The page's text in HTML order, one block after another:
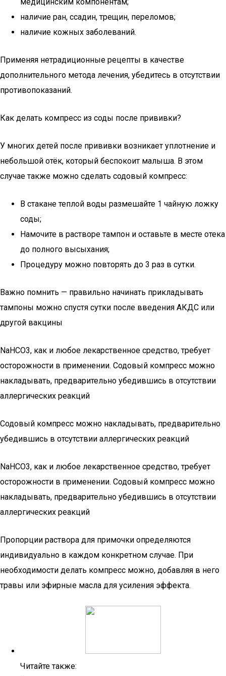
наличие ран, ссадин, трещин, переломов;
наличие кожных заболеваний.
Применяя нетрадиционные рецепты в качестве
дополнительного метода лечения, убедитесь в отсутствии
противопоказаний.
Как делать компресс из соды после прививки?
У многих детей после прививки возникает уплотнение и
небольшой отёк, который беспокоит малыша. В этом
случае также можно сделать содовый компресс:
В стакане теплой воды размешайте 1 чайную ложку
соды;
Намочите в растворе тампон и оставьте в месте отека
до полного высыхания;
Процедуру можно повторять до 3 раз в сутки.
Важно помнить — правильно начинать прикладывать
тампоны можно спустя сутки после введения АКДС или
другой вакцины
NaHCO3, как и любое лекарственное средство, требует
осторожности в применении. Содовый компресс можно
накладывать, предварительно убедившись в отсутствии
аллергических реакций
Содовый компресс можно накладывать, предварительно
убедившись в отсутствии аллергических реакций
NaHCO3, как и любое лекарственное средство, требует
осторожности в применении. Содовый компресс можно
накладывать, предварительно убедившись в отсутствии
аллергических реакций
Пропорции раствора для примочки определяются
индивидуально в каждом конкретном случае. При
необходимости делать компресс можно, добавляя в него
травы или эфирные масла для усиления эффекта.
Читайте также: